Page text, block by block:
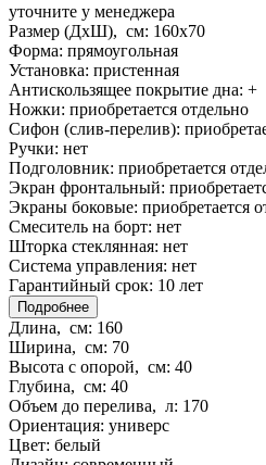
уточните у менеджера
Размер (ДхШ), см: 160x70
Форма: прямоугольная
Установка: пристенная
Антискользящее покрытие дна: +
Ножки: приобретается отдельно
Сифон (слив-перелив):
Ручки: нет
Подголовник: приобретается
Экран фронтальный:
Экраны боковые: приобретается
Смеситель на борт: нет
Шторка стеклянная: нет
Система управления: нет
Гарантийный срок: 10 лет
Подробнее
Длина, см: 160
Ширина, см: 70
Высота с опорой, см: 40
Глубина, см: 40
Объем до перелива, л: 170
Ориентация: универс
Цвет: белый